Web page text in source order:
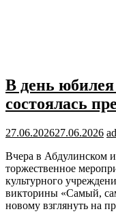
В день
состоялась
27.06.202627.06.2026
Вчера в Абдулинском
торжественное
культурного
викторины «Самый,
новому взглянуть на